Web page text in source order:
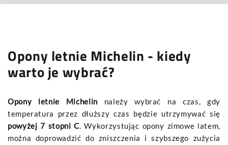
Opony letnie Michelin - kiedy
warto je wybrać?
Opony letnie Michelin należy wybrać na czas, gdy
temperatura przez dłuższy czas będzie utrzymywać się
powyżej 7 stopni C. Wykorzystując opony zimowe latem,
można doprowadzić do zniszczenia i szybszego zużycia